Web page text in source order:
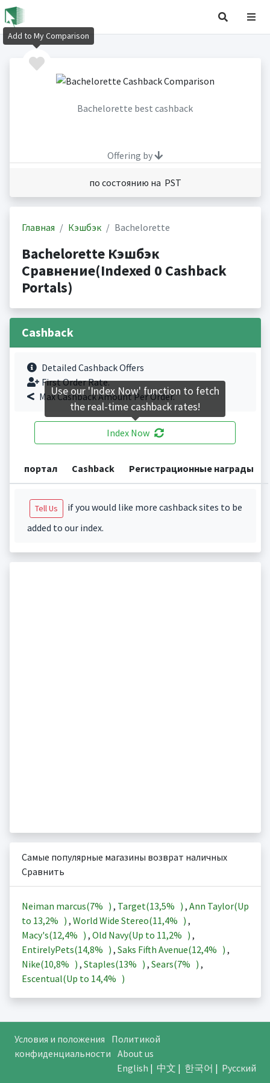
Bachelorette best cashback
Offering by
по состоянию на PST
Главная Кэшбэк Bachelorette
Bachelorette Кэшбэк
Сравнение(Indexed 0 Cashback
Portals)
Cashback
Detailed Cashback Offers
First Order Rate.
Max Cashback Amount Per Order.
Index Now
портал Cashback Регистрационные награды
Tell Us
if you would like more cashback sites to be
added to our index.
Самые популярные магазины возврат наличных
Сравнить
Neiman marcus(7% ) , Target(13,5% ) , Ann Taylor(Up
to 13,2% ) , World Wide Stereo(11,4% ) ,
Macy's(12,4% ) , Old Navy(Up to 11,2% ) ,
EntirelyPets(14,8% ) , Saks Fifth Avenue(12,4% ) ,
Nike(10,8% ) , Staples(13% ) , Sears(7% ) ,
Escentual(Up to 14,4% )
Условия и положения
Политикой
конфиденциальности About us
English | 中文 | 한국어 | Русский
Add to My Comparison
Use our 'Index Now' function to fetch
the real-time cashback rates!